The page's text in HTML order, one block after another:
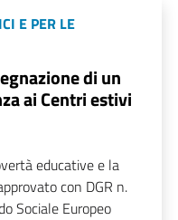
E PER LE
di un
ai Centri estivi
educative e la
con DGR n.
Sociale Europeo